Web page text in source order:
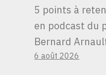
5 points à
en podcast du
Bernard
6 août 2026